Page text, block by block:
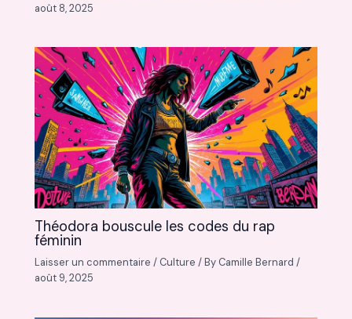
août 8, 2025
Théodora bouscule les codes du rap
féminin
Laisser un commentaire / Culture / By Camille Bernard/
août 9, 2025